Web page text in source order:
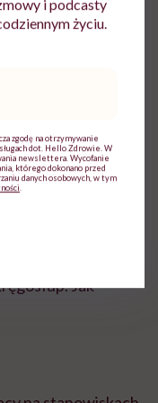
Polskiego
Izby
Zarządu
Jak
i podcasty
życiu.
zgodę na otrzymywanie
dot. Hello Zdrowie. W
newslettera. Wycofanie
którego dokonano przed
danych osobowych, w tym